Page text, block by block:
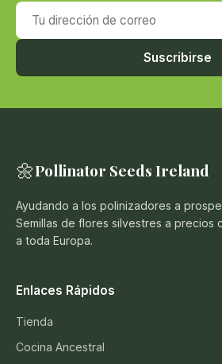
Tu dirección de correo
Suscribirse
🌼Pollinator Seeds Ireland
Ayudando a los polinizadores a
Semillas de flores silvestres a precios
a toda Europa.
Enlaces Rápidos
Tienda
Cocina Ancestral